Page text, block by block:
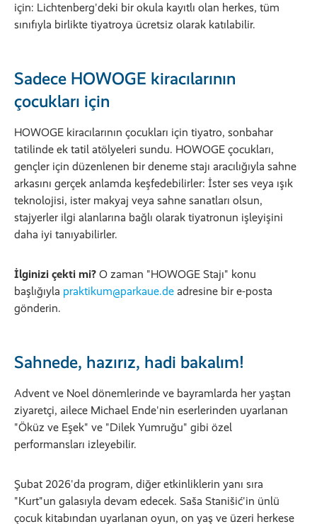
için: Lichtenberg'deki bir okula kayıtlı olan herkes, tüm
sınıfıyla birlikte tiyatroya ücretsiz olarak katılabilir.
Sadece HOWOGE kiracılarının
çocukları için
HOWOGE kiracılarının çocukları için tiyatro, sonbahar
tatilinde ek tatil atölyeleri sundu. HOWOGE çocukları,
gençler için düzenlenen bir deneme stajı aracılığıyla sahne
arkasını gerçek anlamda keşfedebilirler: İster ses veya ışık
teknolojisi, ister makyaj veya sahne sanatları olsun,
stajyerler ilgi alanlarına bağlı olarak tiyatronun işleyişini
daha iyi tanıyabilirler.
İlginizi çekti mi? O zaman "HOWOGE Stajı" konu
başlığıyla praktikum@parkaue.de adresine bir e-posta
gönderin.
Sahnede, hazırız, hadi bakalım!
Advent ve Noel dönemlerinde ve bayramlarda her yaştan
ziyaretçi, ailece Michael Ende'nin eserlerinden uyarlanan
"Öküz ve Eşek" ve "Dilek Yumruğu" gibi özel
performansları izleyebilir.
Şubat 2026'da program, diğer etkinliklerin yanı sıra
"Kurt"un galasıyla devam edecek. Saša Stanišić'in ünlü
çocuk kitabından uyarlanan oyun, on yaş ve üzeri herkese